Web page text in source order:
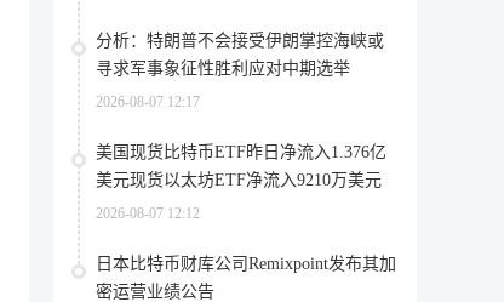
分析：特朗普不会接受伊朗掌控海峡或
寻求军事象征性胜利应对中期选举
2026-08-07 12:17
美国现货比特币ETF昨日净流入1.376亿
美元现货以太坊ETF净流入9210万美元
2026-08-07 12:12
日本比特币财库公司Remixpoint发布其加
密运营业绩公告